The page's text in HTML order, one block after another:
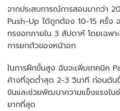
จากประสบการณ์การสอนมากว่า
Push-Up ได้ถูกต้อง 10-15 ครั้ง จ
ทรงอกภายใน 3 สัปดาห์ โดยเฉพา
การยกตัวของหน้าอก
ในการฝึกขั้นสูง ฉันจะเพิ่มเทคนิค
ค้างที่จุดต่ำสุด 2-3 วินาที ก่อนดัน
ข้นและช่วยพัฒนาความแข็งแรงใ
ยากที่สุด